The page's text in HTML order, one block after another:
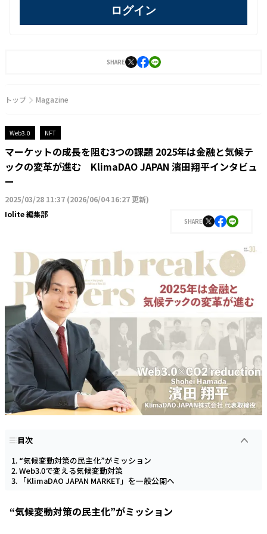
ログイン
SHARE
トップ Magazine
Web3.0 NFT
マーケットの成長を阻む3つの課題 2025年は金融と気候テ
ックの変革が進む KlimaDAO JAPAN 濱田翔平インタビュ
ー
2025/03/28 11:37 (2026/06/04 16:27 更新)
Iolite 編集部
SHARE
目次
“気候変動対策の民主化”がミッション
Web3.0で変える気候変動対策
「KlimaDAO JAPAN MARKET」を一般公開へ
“気候変動対策の民主化”がミッション